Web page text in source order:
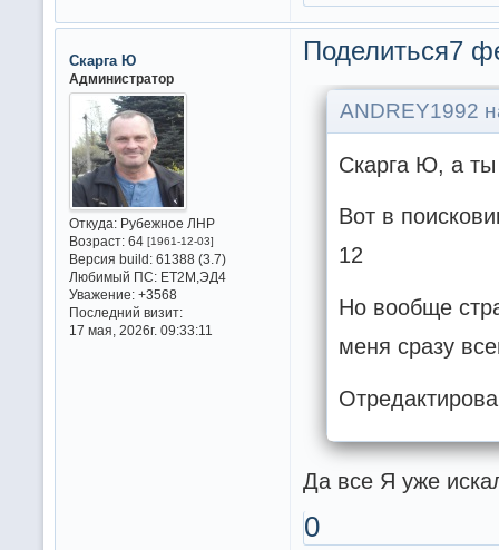
Поделиться7
Скарга Ю
Администратор
Откуда:Рубежное ЛНР
Возраст:64 [1961-12-03]
Версия build:61388 (3.7)
Любимый ПС:ET2M,ЭД4
Уважение: +3568
Последний визит:
17 мая, 2026г. 09:33:11
ANDREY1992
Скарга Ю, а ты
Вот в
12
Но вообще
меня сразу
Да все Я уже
0